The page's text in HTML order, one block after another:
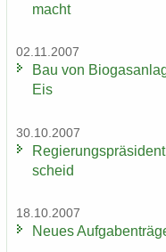
macht
02.11.2007
Bau von
Eis
30.10.2007
scheid
18.10.2007
Neues